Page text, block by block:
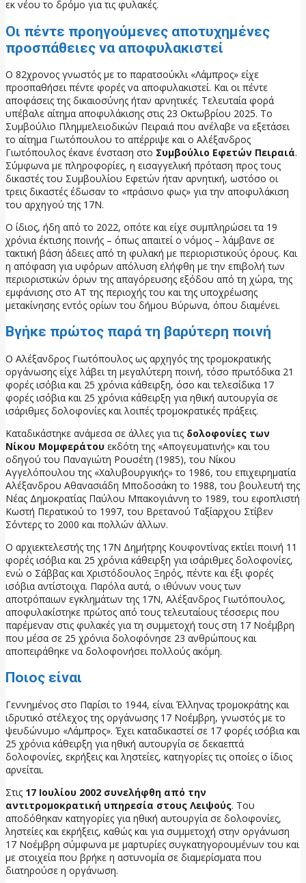
εκ νέου το δρόμο για τις φυλακές.
Οι πέντε προηγούμενες αποτυχημένες
προσπάθειες να αποφυλακιστεί
Ο 82χρονος γνωστός με το παρατσούκλι «Λάμπρος» είχε
προσπαθήσει πέντε φορές να αποφυλακιστεί. Και οι πέντε
αποφάσεις της δικαιοσύνης ήταν αρνητικές. Τελευταία φορά
υπέβαλε αίτημα αποφυλάκισης στις 23 Οκτωβρίου 2025. Το
Συμβούλιο Πλημμελειοδικών Πειραιά που ανέλαβε να εξετάσει
το αίτημα Γιωτόπουλου το απέρριψε και ο Αλέξανδρος
Γιωτόπουλος έκανε ένσταση στο Συμβούλιο Εφετών Πειραιά.
Σύμφωνα με πληροφορίες, η εισαγγελική πρόταση προς τους
δικαστές του Συμβουλίου Εφετών ήταν αρνητική, ωστόσο οι
τρεις δικαστές έδωσαν το «πράσινο φως» για την αποφυλάκιση
του αρχηγού της 17Ν.
Ο ίδιος, ήδη από το 2022, οπότε και είχε συμπληρώσει τα 19
χρόνια έκτισης ποινής – όπως απαιτεί ο νόμος – λάμβανε σε
τακτική βάση άδειες από τη φυλακή με περιοριστικούς όρους. Και
η απόφαση για υφ΄όρων απόλυση ελήφθη με την επιβολή των
περιοριστικών όρων της απαγόρευσης εξόδου από τη χώρα, της
εμφάνισης στο ΑΤ της περιοχής του και της υποχρέωσης
μετακίνησης εντός ορίων του δήμου Βύρωνα, όπου διαμένει.
Βγήκε πρώτος παρά τη βαρύτερη ποινή
Ο Αλέξανδρος Γιωτόπουλος ως αρχηγός της τρομοκρατικής
οργάνωσης είχε λάβει τη μεγαλύτερη ποινή, τόσο πρωτόδικα 21
φορές ισόβια και 25 χρόνια κάθειρξη, όσο και τελεσίδικα 17
φορές ισόβια και 25 χρόνια κάθειρξη για ηθική αυτουργία σε
ισάριθμες δολοφονίες και λοιπές τρομοκρατικές πράξεις.
Καταδικάστηκε ανάμεσα σε άλλες για τις δολοφονίες των
Νίκου Μομφεράτου εκδότη της «Απογευματινής» και του
οδηγού του Παναγιώτη Ρουσέτη (1985), του Νίκου
Αγγελόπουλου της «Χαλυβουργικής» το 1986, του επιχειρηματία
Αλέξανδρου Αθανασιάδη Μποδοσάκη το 1988, του βουλευτή της
Νέας Δημοκρατίας Παύλου Μπακογιάννη το 1989, του εφοπλιστή
Κωστή Περατικού το 1997, του Βρετανού Ταξίαρχου Στίβεν
Σόντερς το 2000 και πολλών άλλων.
Ο αρχιεκτελεστής της 17Ν Δημήτρης Κουφοντίνας εκτίει ποινή 11
φορές ισόβια και 25 χρόνια κάθειρξη για ισάριθμες δολοφονίες,
ενώ ο Σάββας και Χριστόδουλος Ξηρός, πέντε και έξι φορές
ισόβια αντίστοιχα. Παρόλα αυτά, ο ιθύνων νους των
αποτρόπαιων εγκλημάτων της 17Ν, Αλέξανδρος Γιωτόπουλος,
αποφυλακίστηκε πρώτος από τους τελευταίους τέσσερις που
παρέμεναν στις φυλακές για τη συμμετοχή τους στη 17 Νοέμβρη
που μέσα σε 25 χρόνια δολοφόνησε 23 ανθρώπους και
αποπειράθηκε να δολοφονήσει πολλούς ακόμη.
Ποιος είναι
Γεννημένος στο Παρίσι το 1944, είναι Έλληνας τρομοκράτης και
ιδρυτικό στέλεχος της οργάνωσης 17 Νοέμβρη, γνωστός με το
ψευδώνυμο «Λάμπρος». Έχει καταδικαστεί σε 17 φορές ισόβια και
25 χρόνια κάθειρξη για ηθική αυτουργία σε δεκαεπτά
δολοφονίες, εκρήξεις και ληστείες, κατηγορίες τις οποίες ο ίδιος
αρνείται.
Στις 17 Ιουλίου 2002 συνελήφθη από την
αντιτρομοκρατική υπηρεσία στους Λειψούς. Του
αποδόθηκαν κατηγορίες για ηθική αυτουργία σε δολοφονίες,
ληστείες και εκρήξεις, καθώς και για συμμετοχή στην οργάνωση
17 Νοέμβρη σύμφωνα με μαρτυρίες συγκατηγορουμένων του και
με στοιχεία που βρήκε η αστυνομία σε διαμερίσματα που
διατηρούσε η οργάνωση.